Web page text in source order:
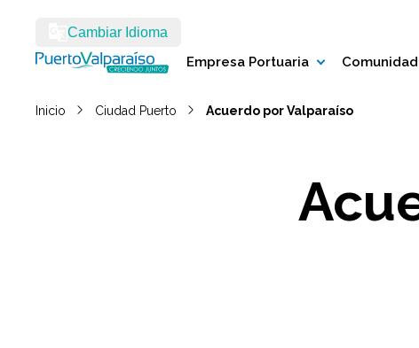
Cambiar Idioma
Empresa Portuaria
Inicio Ciudad Puerto Acuerdo por Valparaíso